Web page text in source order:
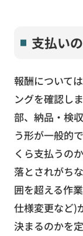
支払い
報酬について
ングを確認し
部、納品・検
う形が一般的
くら支払うの
落とされがち
囲を超える作
仕様変更など)
決まるのかを